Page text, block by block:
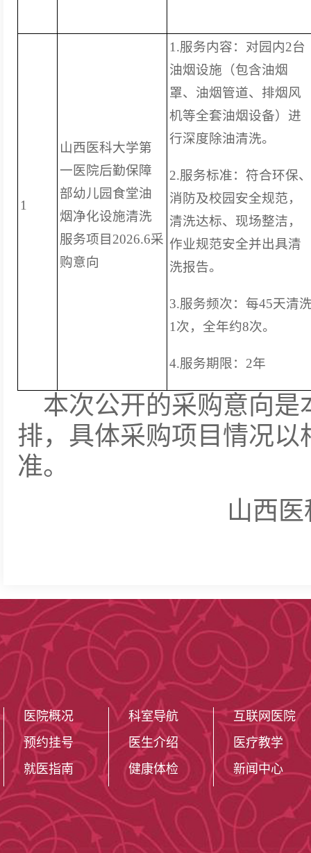
1
山西医科大学第
一医院后勤保障
部幼儿园食堂油
烟净化设施清洗
服务项目2026.6采
购意向
1.服务内容：对园内2台
油烟设施（包含油烟
罩、油烟管道、排烟风
机等全套油烟设备）进
行深度除油清洗。
2.服务标准：符合环保、
消防及校园安全规范，
清洗达标、现场整洁，
作业规范安全并出具清
洗报告。
3.服务频次：每45天清
1次，全年约8次。
4.服务期限：2年
本次公开的采购意向
排，具体采购项目情况
准。
山西
医院概况
预约挂号
就医指南
科室导航
医生介绍
健康体检
互联网医院
医疗教学
新闻中心